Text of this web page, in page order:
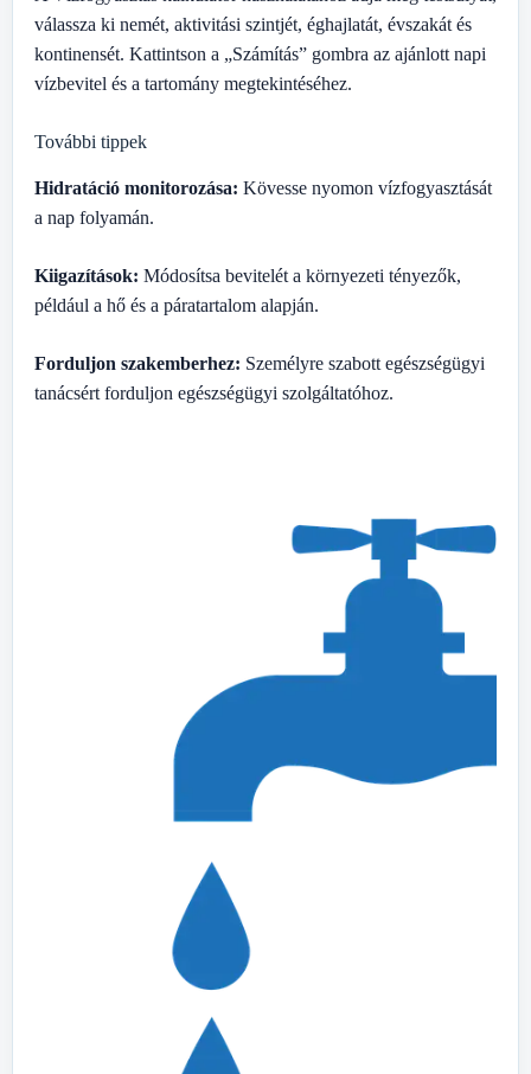
válassza ki nemét, aktivitási szintjét, éghajlatát, évszakát és
kontinensét. Kattintson a „Számítás” gombra az ajánlott napi
vízbevitel és a tartomány megtekintéséhez.
További tippek
Hidratáció monitorozása: Kövesse nyomon vízfogyasztását
a nap folyamán.
Kiigazítások: Módosítsa bevitelét a környezeti tényezők,
például a hő és a páratartalom alapján.
Forduljon szakemberhez: Személyre szabott egészségügyi
tanácsért forduljon egészségügyi szolgáltatóhoz.